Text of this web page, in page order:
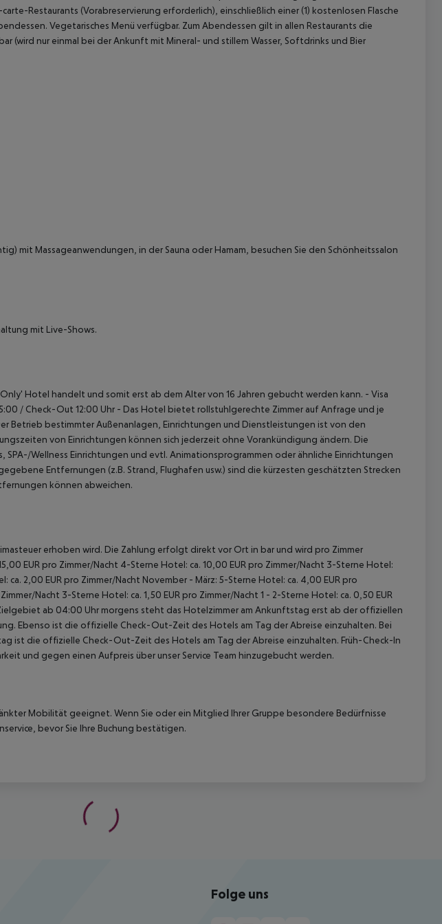
Restaurants (Vorabreservierung erforderlich), einschließlich einer (1) kostenlosen Flasche
Vegetarisches Menü verfügbar. Zum Abendessen gilt in allen Restaurants die
(wird nur einmal bei der Ankunft mit Mineral- und stillem Wasser, Softdrinks und Bier
mit Massageanwendungen, in der Sauna oder Hamam, besuchen Sie den Schönheitssalon
mit Live-Shows.
Hotel handelt und somit erst ab dem Alter von 16 Jahren gebucht werden kann. - Visa
/ Check-Out 12:00 Uhr - Das Hotel bietet rollstuhlgerechte Zimmer auf Anfrage und je
Betrieb bestimmter Außenanlagen, Einrichtungen und Dienstleistungen ist von den
von Einrichtungen können sich jederzeit ohne Vorankündigung ändern. Die
Wellness Einrichtungen und evtl. Animationsprogrammen oder ähnliche Einrichtungen
Entfernungen (z.B. Strand, Flughafen usw.) sind die kürzesten geschätzten Strecken
können abweichen.
erhoben wird. Die Zahlung erfolgt direkt vor Ort in bar und wird pro Zimmer
EUR pro Zimmer/Nacht 4-Sterne Hotel: ca. 10,00 EUR pro Zimmer/Nacht 3-Sterne Hotel:
ca. 2,00 EUR pro Zimmer/Nacht November - März: 5-Sterne Hotel: ca. 4,00 EUR pro
Nacht 3-Sterne Hotel: ca. 1,50 EUR pro Zimmer/Nacht 1 - 2-Sterne Hotel: ca. 0,50 EUR
ab 04:00 Uhr morgens steht das Hotelzimmer am Ankunftstag erst ab der offiziellen
Ebenso ist die offizielle Check-Out-Zeit des Hotels am Tag der Abreise einzuhalten. Bei
ist die offizielle Check-Out-Zeit des Hotels am Tag der Abreise einzuhalten. Früh-Check-In
und gegen einen Aufpreis über unser Service Team hinzugebucht werden.
Mobilität geeignet. Wenn Sie oder ein Mitglied Ihrer Gruppe besondere Bedürfnisse
bevor Sie Ihre Buchung bestätigen.
Folge uns